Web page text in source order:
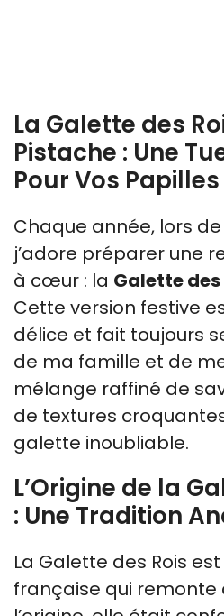
La Galette des
Pistache : Une
Pour Vos Papilles
Chaque année, lors de
j’adore préparer une
à cœur : la Galette
Cette version festive
délice et fait toujours
de ma famille et de
mélange raffiné de
de textures
galette inoubliable.
L’Origine de la
: Une Tradition
La Galette des Rois
française qui remonte